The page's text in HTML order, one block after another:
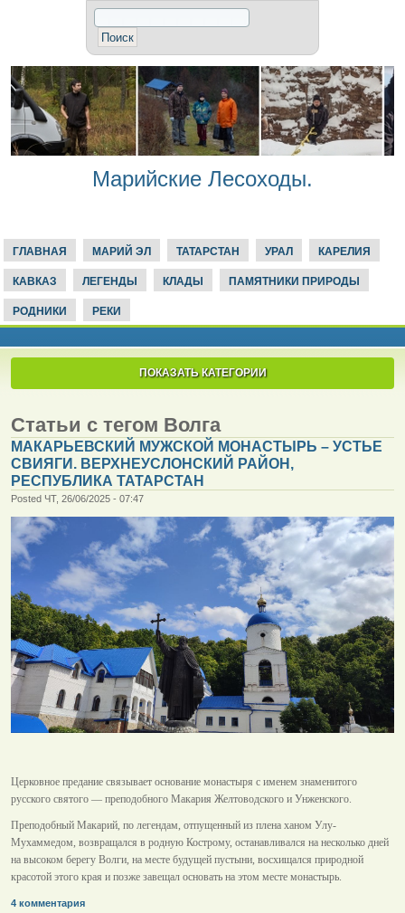
Марийские Лесоходы.
ГЛАВНАЯ МАРИЙ ЭЛ ТАТАРСТАН УРАЛ КАРЕЛИЯ
КАВКАЗ ЛЕГЕНДЫ КЛАДЫ ПАМЯТНИКИ ПРИРОДЫ
РОДНИКИ РЕКИ
ПОКАЗАТЬ КАТЕГОРИИ
Статьи с тегом Волга
МАКАРЬЕВСКИЙ МУЖСКОЙ МОНАСТЫРЬ – УСТЬЕ
СВИЯГИ. ВЕРХНЕУСЛОНСКИЙ РАЙОН,
РЕСПУБЛИКА ТАТАРСТАН
Posted ЧТ, 26/06/2025 - 07:47
Церковное предание связывает основание монастыря с именем знаменитого
русского святого — преподобного Макария Желтоводского и Унженского.
Преподобный Макарий, по легендам, отпущенный из плена ханом Улу-
Мухаммедом, возвращался в родную Кострому, останавливался на несколько дней
на высоком берегу Волги, на месте будущей пустыни, восхищался природной
красотой этого края и позже завещал основать на этом месте монастырь.
4 комментария